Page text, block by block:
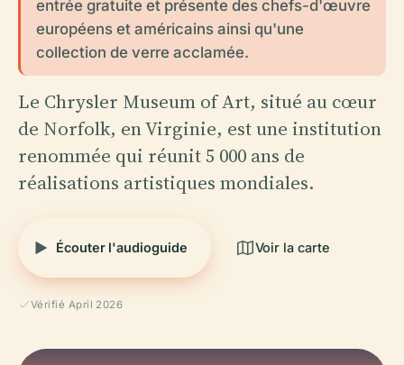
entrée gratuite et présente des chefs-d'œuvre
européens et américains ainsi qu'une
collection de verre acclamée.
Le Chrysler Museum of Art, situé au cœur
de Norfolk, en Virginie, est une institution
renommée qui réunit 5 000 ans de
réalisations artistiques mondiales.
Écouter l'audioguide Voir la carte
Vérifié April 2026